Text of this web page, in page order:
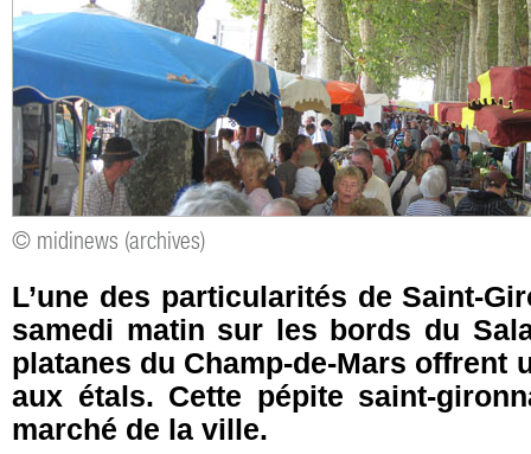
© midinews (archives)
L’une des particularités de Saint-
samedi matin sur les bords du
platanes du Champ-de-Mars offrent
aux étals. Cette pépite saint-
marché de la ville.